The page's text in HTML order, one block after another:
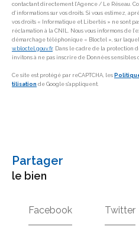
contactant directement l’Agence / Le Réseau.
d’informations sur vos droits. Si vous estimez,
vos droits « Informatique et Libertés » ne sont
réclamation à la CNIL. Nous vous informons de
démarchage téléphonique « Bloctel », sur
w.bloctel.gouv.fr. Dans le cadre de la protection
invitons à ne pas inscrire de Données sensibles
Ce site est protégé par reCAPTCHA, les
tilisation de Google s'appliquent.
partager
le bien
Facebook Twitter